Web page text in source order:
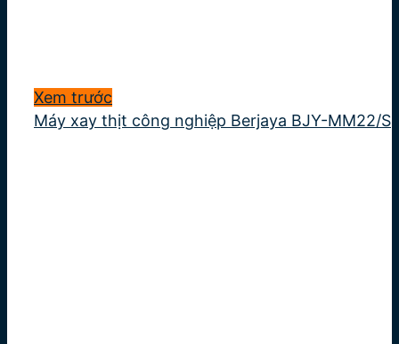
Xem trước
Máy xay thịt công nghiệp Berjaya BJY-MM22/S